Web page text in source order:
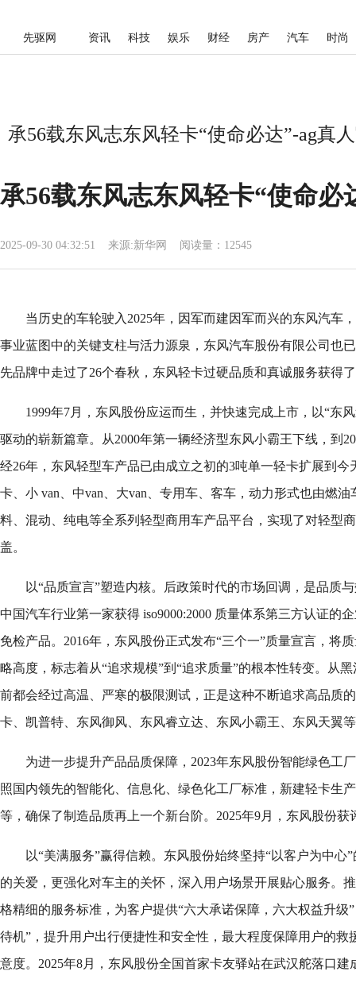
先驱网 资讯 科技 娱乐 财经 房产 汽车 时尚
承56载东风志东风轻卡“使命必达”-ag真
承56载东风志东风轻卡“使命必
2025-09-30 04:32:51 来源:新华网 阅读量：12545
当历史的车轮驶入2025年，因军而建因军而兴的东风汽车
事业蓝图中的关键支柱与活力源泉，东风汽车股份有限公司也
先品牌中走过了26个春秋，东风轻卡过硬品质和真诚服务获得
1999年7月，东风股份应运而生，并快速完成上市，以“东
驱动的崭新篇章。从2000年第一辆经济型东风小霸王下线，到
经26年，东风轻型车产品已由成立之初的3吨单一轻卡扩展到今
卡、小 van、中van、大van、专用车、客车，动力形式也由燃
料、混动、纯电等全系列轻型商用车产品平台，实现了对轻型
盖。
以“品质宣言”塑造内核。后政策时代的市场回调，是品质
中国汽车行业第一家获得 iso9000:2000 质量体系第三方认证的
免检产品。2016年，东风股份正式发布“三个一”质量宣言，将
略高度，标志着从“追求规模”到“追求质量”的根本性转变。从
前都会经过高温、严寒的极限测试，正是这种不断追求高品质
卡、凯普特、东风御风、东风睿立达、东风小霸王、东风天翼
为进一步提升产品品质保障，2023年东风股份智能绿色工
照国内领先的智能化、信息化、绿色化工厂标准，新建轻卡生
等，确保了制造品质再上一个新台阶。2025年9月，东风股份
以“美满服务”赢得信赖。东风股份始终坚持“以客户为中心
的关爱，更强化对车主的关怀，深入用户场景开展贴心服务。
格精细的服务标准，为客户提供“六大承诺保障，六大权益升级
待机”，提升用户出行便捷性和安全性，最大程度保障用户的救
意度。2025年8月，东风股份全国首家卡友驿站在武汉舵落口